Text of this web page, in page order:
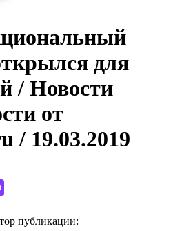
для
/ Новости
от
/ 19.03.2019
публикации: